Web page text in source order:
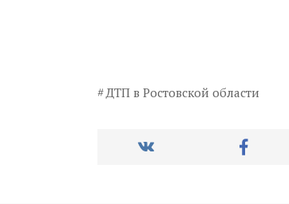
ДТП в Ростовской области